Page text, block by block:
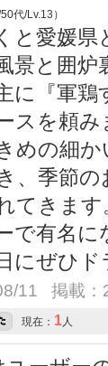
代/Lv.13）
と愛媛
景と囲
に『軍
スを頼
めの細
、季節
てきま
で有名
にぜひ
11 掲載：
現在： 1 人